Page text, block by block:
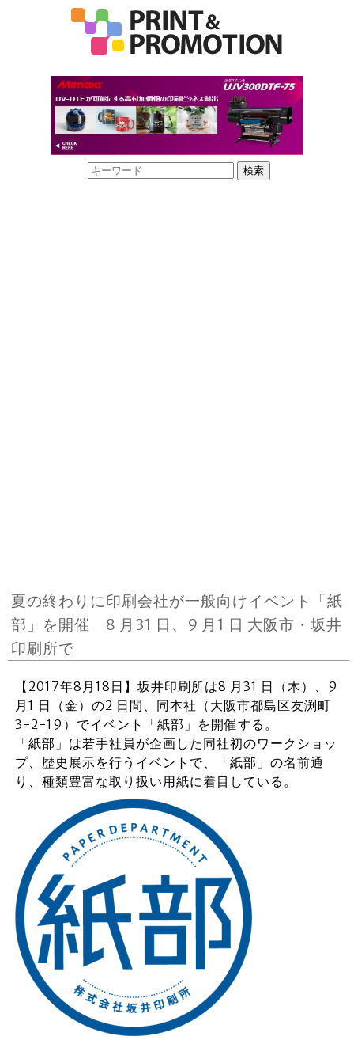
夏の終わりに印刷会社が一般向けイベント「紙
部」を開催 8 月31 日、9 月1 日 大阪市・坂井
印刷所で
【2017年8月18日】坂井印刷所は8 月31 日（木）、9
月1 日（金）の2 日間、同本社（大阪市都島区友渕町
3-2-19）でイベント「紙部」を開催する。
「紙部」は若手社員が企画した同社初のワークショッ
プ、歴史展示を行うイベントで、「紙部」の名前通
り、種類豊富な取り扱い用紙に着目している。